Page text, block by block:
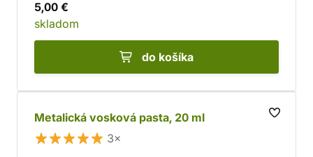
5,00 €
skladom
do košíka
Metalická vosková pasta, 20 ml
3×